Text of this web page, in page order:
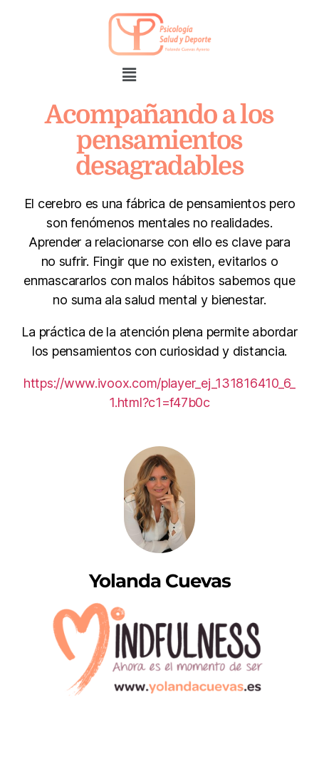
Acompañando a los
pensamientos
desagradables
El cerebro es una fábrica de pensamientos pero
son fenómenos mentales no realidades.
Aprender a relacionarse con ello es clave para
no sufrir. Fingir que no existen, evitarlos o
enmascararlos con malos hábitos sabemos que
no suma ala salud mental y bienestar.
La práctica de la atención plena permite abordar
los pensamientos con curiosidad y distancia.
https://www.ivoox.com/player_ej_131816410_6_
1.html?c1=f47b0c
Yolanda Cuevas